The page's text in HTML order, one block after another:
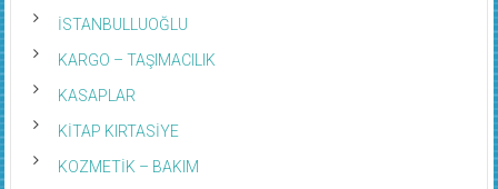
İSTANBULLUOĞLU
KARGO – TAŞIMACILIK
KASAPLAR
KİTAP KIRTASİYE
KOZMETİK – BAKIM